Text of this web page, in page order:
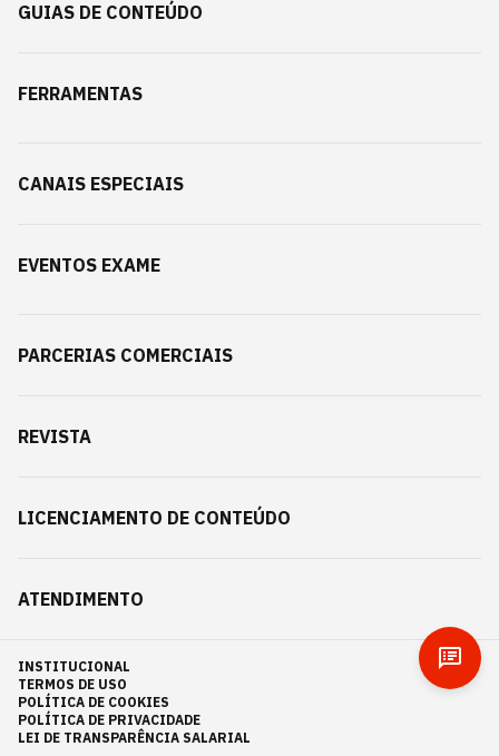
GUIAS DE CONTEÚDO
FERRAMENTAS
CANAIS ESPECIAIS
EVENTOS EXAME
PARCERIAS COMERCIAIS
REVISTA
LICENCIAMENTO DE CONTEÚDO
ATENDIMENTO
INSTITUCIONAL
TERMOS DE USO
POLÍTICA DE COOKIES
POLÍTICA DE PRIVACIDADE
LEI DE TRANSPARÊNCIA SALARIAL